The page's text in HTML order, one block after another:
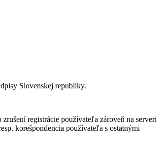
Slovenskej republiky.
registrácie používateľa zároveň na serveri
korešpondencia používateľa s ostatnými